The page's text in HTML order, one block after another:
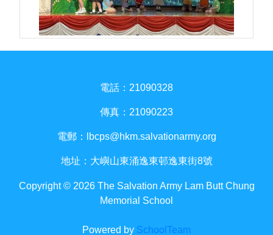
電話：21090328
傳真：21090223
電郵： lbcps@hkm.salvationarmy.org
地址：大嶼山東涌逸東邨逸東街8號
Copyright © 2026 The Salvation Army Lam Butt Chung
Memorial School
Powered by SchoolTeam